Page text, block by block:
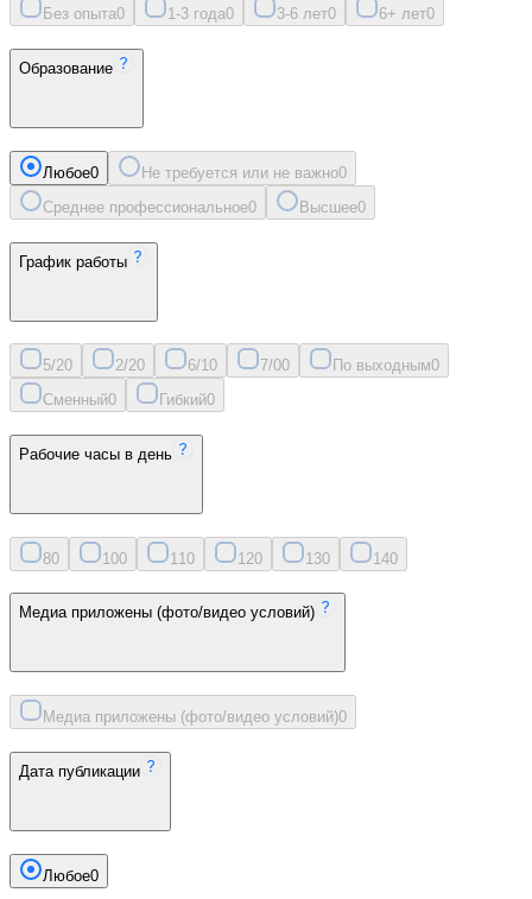
Без опыта0 1-3 года0 3-6 лет0 6+ лет0
Образование
Любое0 Не требуется или не важно0
Среднее профессиональное0 Высшее0
График работы
5/20 2/20 6/10 7/00 По выходным0
Сменный0 Гибкий0
Рабочие часы в день
80 100 11 0 120 130 140
Медиа приложены (фото/видео условий)
Медиа приложены (фото/видео условий)0
Дата публикации
Любое0